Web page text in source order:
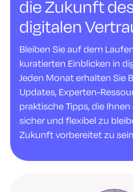
die Zukunft
digitalen
Bleiben Sie auf dem
kuratierten Einblicken in
Jeden Monat erhalten Sie
Updates, Experten-
praktische Tipps, die
sicher und flexibel zu
Zukunft vorbereitet zu